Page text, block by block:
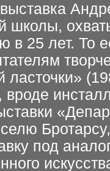
школы,
в 25 лет. То
ласточки»
вроде
под